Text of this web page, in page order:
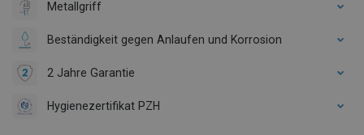
Metallgriff
Beständigkeit gegen Anlaufen und Korrosion
2 Jahre Garantie
Hygienezertifikat PZH